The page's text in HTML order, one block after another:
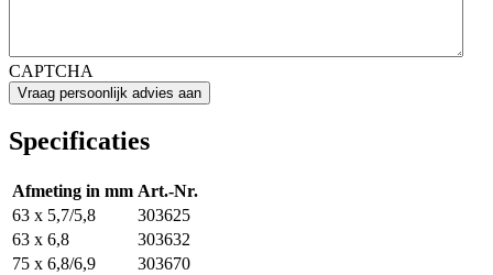
CAPTCHA
Specificaties
Afmeting in mm Art.-Nr.
63 x 5,7/5,8
303625
63 x 6,8
303632
75 x 6,8/6,9
303670